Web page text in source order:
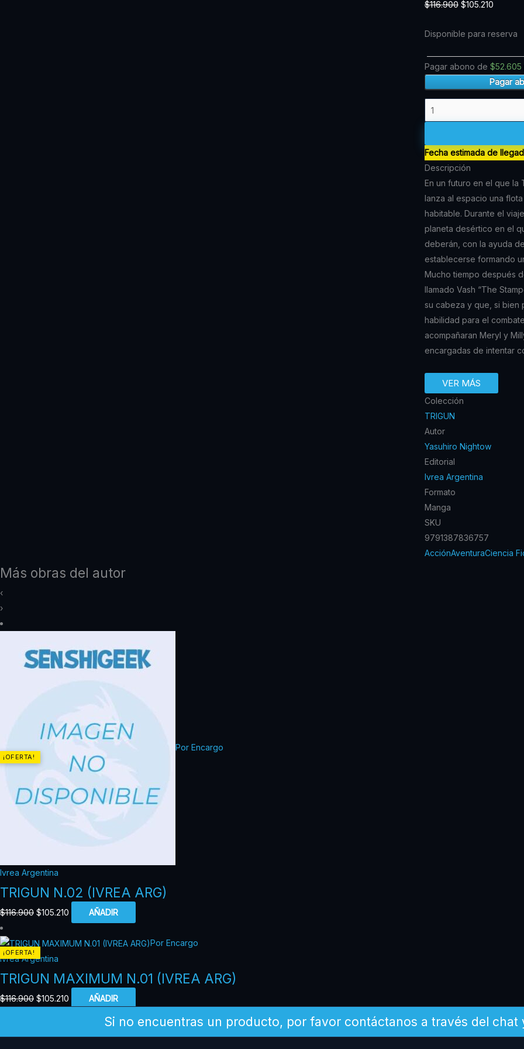
$116.900
original
$116.900.
$105.210
actual
$105.210.
Disponible para reserva
Pagar abono de $52.605
Pagar
(IVREA
cantidad
Fecha estimada de
Descripción
En un futuro en el que la
lanza al espacio una
habitable. Durante el
planeta desértico en el
deberán, con la ayuda
establecerse formando
Mucho tiempo después
llamado Vash “The
su cabeza y que, si bien
habilidad para el
acompañaran Meryl y
encargadas de intentar
VER MÁS
Colección
TRIGUN
Autor
Yasuhiro Nightow
Editorial
Ivrea Argentina
Formato
Manga
SKU
9791387836757
AcciónAventuraCiencia
Más obras del autor
‹
›
¡OFERTA!
Por Encargo
Ivrea Argentina
TRIGUN N.02 (IVREA ARG)
$116.900 $105.210 AÑADIR
¡OFERTA!
Por Encargo
Ivrea Argentina
TRIGUN MAXIMUM N.01 (IVREA ARG)
$116.900 $105.210 AÑADIR
Si no encuentras un producto, por favor contáctanos a través del chat